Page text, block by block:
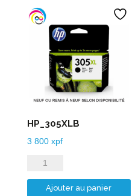
HP_305XLB
3 800 xpf
quantité
de
HP_305XLB
Ajouter au panier